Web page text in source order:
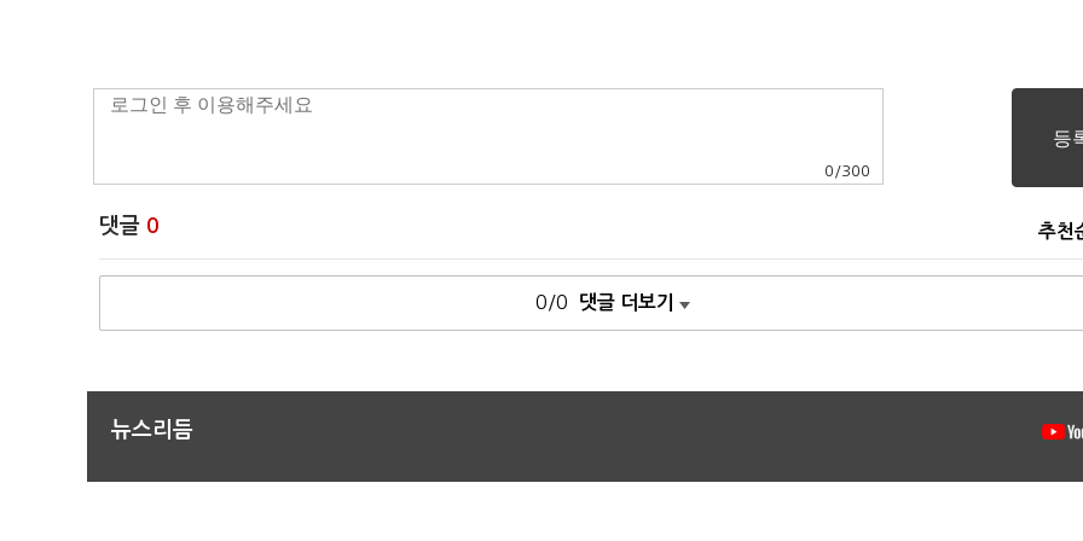
0 /300
댓글 0 추천
0/0 댓글 더보기
뉴스리듬